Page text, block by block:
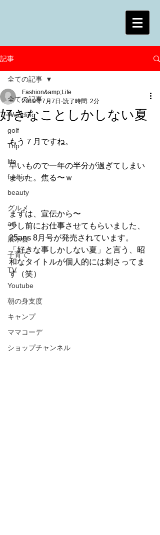
記事
全ての記事
Wedding
golf
Trip
life
fashion
beauty
グルメ
art
展示会
子育て
TV
Youtube
朝の身支度
キャンプ
ママコーデ
ショップチャンネル
全ての記事
好きなことしかしない夏
Fashion&amp;Life
2019年7月7日 読了時間: 2分
もう７月ですね。
早いもので一年の半分が過ぎてしまい
ました。焦る〜ｗ
まずは、宣伝から〜
少し前にお仕事させてもらいました、
25ans 8月号が発売されています。
「好きな事しかしない夏」と言う、昭
和なタイトルが個人的には刺さってま
す（笑）